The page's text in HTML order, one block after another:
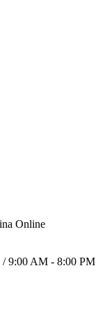
Online
/ 9:00 AM - 8:00 PM